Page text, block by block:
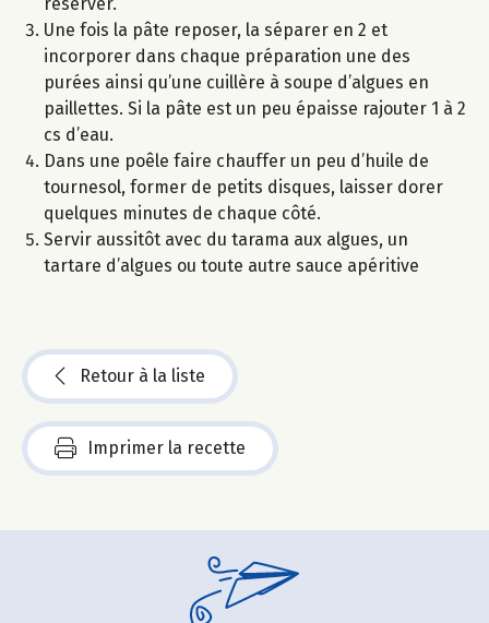
Une fois la pâte reposer, la séparer en 2 et
incorporer dans chaque préparation une des
purées ainsi qu’une cuillère à soupe d’algues en
paillettes. Si la pâte est un peu épaisse rajouter 1 à 2
cs d’eau.
Dans une poêle faire chauffer un peu d’huile de
tournesol, former de petits disques, laisser dorer
quelques minutes de chaque côté.
Servir aussitôt avec du tarama aux algues, un
tartare d’algues ou toute autre sauce apéritive
Retour à la liste
Imprimer la recette